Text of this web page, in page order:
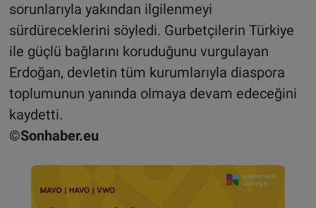
sorunlarıyla yakından ilgilenmeyi
sürdüreceklerini söyledi. Gurbetçilerin Türkiye
ile güçlü bağlarını koruduğunu vurgulayan
Erdoğan, devletin tüm kurumlarıyla diaspora
toplumunun yanında olmaya devam edeceğini
kaydetti.
©Sonhaber.eu